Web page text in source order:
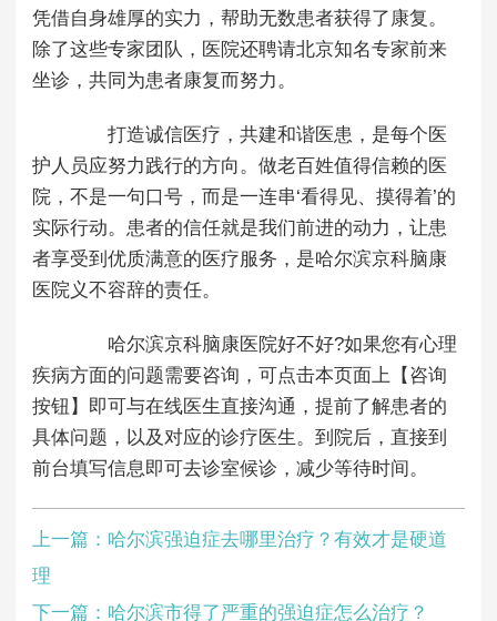
凭借自身雄厚的实力，帮助无数患者获得了康复。
除了这些专家团队，医院还聘请北京知名专家前来
坐诊，共同为患者康复而努力。
打造诚信医疗，共建和谐医患，是每个医
护人员应努力践行的方向。做老百姓值得信赖的医
院，不是一句口号，而是一连串‘看得见、摸得着’的
实际行动。患者的信任就是我们前进的动力，让患
者享受到优质满意的医疗服务，是哈尔滨京科脑康
医院义不容辞的责任。
哈尔滨京科脑康医院好不好?如果您有心理
疾病方面的问题需要咨询，可点击本页面上【咨询
按钮】即可与在线医生直接沟通，提前了解患者的
具体问题，以及对应的诊疗医生。到院后，直接到
前台填写信息即可去诊室候诊，减少等待时间。
上一篇： 哈尔滨强迫症去哪里治疗？有效才是硬道
理
下一篇： 哈尔滨市得了严重的强迫症怎么治疗？